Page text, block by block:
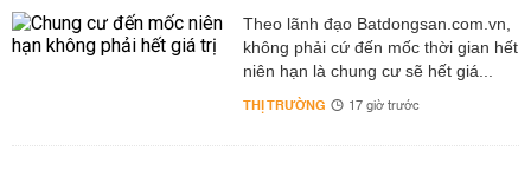
Theo lãnh đạo Batdongsan.com.vn,
không phải cứ đến mốc thời gian hết
niên hạn là chung cư sẽ hết giá...
THỊ TRƯỜNG 17 giờ trước